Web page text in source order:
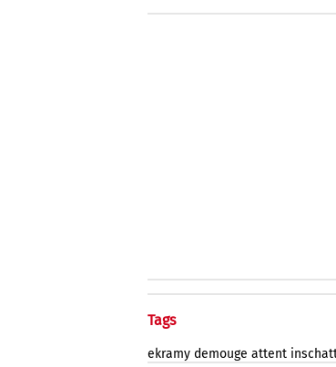
Tags
ekramy demouge attent